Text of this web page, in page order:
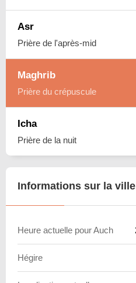
Asr
Prière de l'après-mid
Maghrib
Prière du crépuscule
Icha
Prière de la nuit
Informations sur la ville
Heure actuelle pour Auch
Hégire